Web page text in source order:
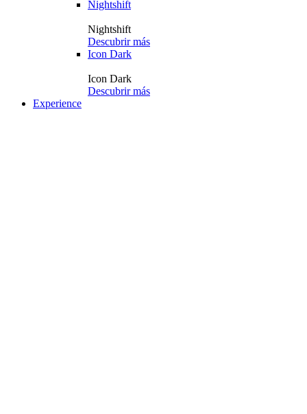
Nightshift
Nightshift
Descubrir más
Icon Dark
Icon Dark
Descubrir más
Experience